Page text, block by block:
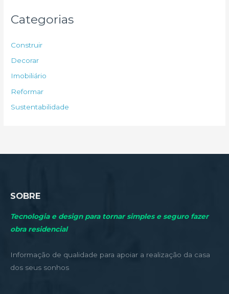
p
o
r
Categorias
Construir
Decorar
Imobiliário
Reformar
Sustentabilidade
SOBRE
Tecnologia e design para tornar simples e seguro fazer
obra residencial
Informação de qualidade para apoiar a realização da casa
dos seus sonhos